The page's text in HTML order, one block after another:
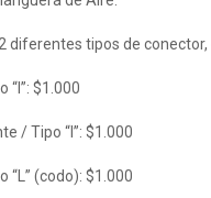
diferentes tipos de
“I”: $1.000
/ Tipo “I”: $1.000
“L” (codo): $1.000